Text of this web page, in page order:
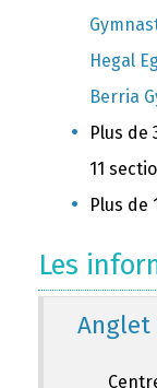
Hegal
Berria
Plus de
11
Plus de
Les
Anglet